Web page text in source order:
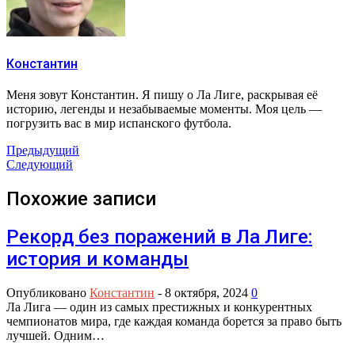
Константин
Меня зовут Константин. Я пишу о Ла Лиге, раскрывая её
историю, легенды и незабываемые моменты. Моя цель —
погрузить вас в мир испанского футбола.
Предыдущий
Следующий
Похожие записи
Рекорд без поражений в Ла Лиге:
история и команды
Опубликовано Константин - 8 октября, 2024 0
Ла Лига — один из самых престижных и конкурентных
чемпионатов мира, где каждая команда борется за право быть
лучшей. Одним…